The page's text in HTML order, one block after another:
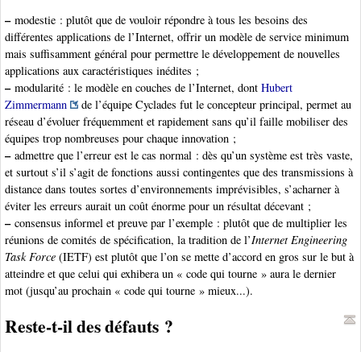
–modestie : plutôt que de vouloir répondre à tous les besoins des
différentes applications de l’Internet, offrir un modèle de service minimum
mais suffisamment général pour permettre le développement de nouvelles
applications aux caractéristiques inédites ;
–modularité : le modèle en couches de l’Internet, dont Hubert
Zimmermann
de l’équipe Cyclades fut le concepteur principal, permet au
réseau d’évoluer fréquemment et rapidement sans qu’il faille mobiliser des
équipes trop nombreuses pour chaque innovation ;
–admettre que l’erreur est le cas normal : dès qu’un système est très vaste,
et surtout s’il s’agit de fonctions aussi contingentes que des transmissions à
distance dans toutes sortes d’environnements imprévisibles, s’acharner à
éviter les erreurs aurait un coût énorme pour un résultat décevant ;
–consensus informel et preuve par l’exemple : plutôt que de multiplier les
réunions de comités de spécification, la tradition de l’Internet Engineering
Task Force (IETF) est plutôt que l’on se mette d’accord en gros sur le but à
atteindre et que celui qui exhibera un « code qui tourne » aura le dernier
mot (jusqu’au prochain « code qui tourne » mieux...).
Reste-t-il des défauts ?